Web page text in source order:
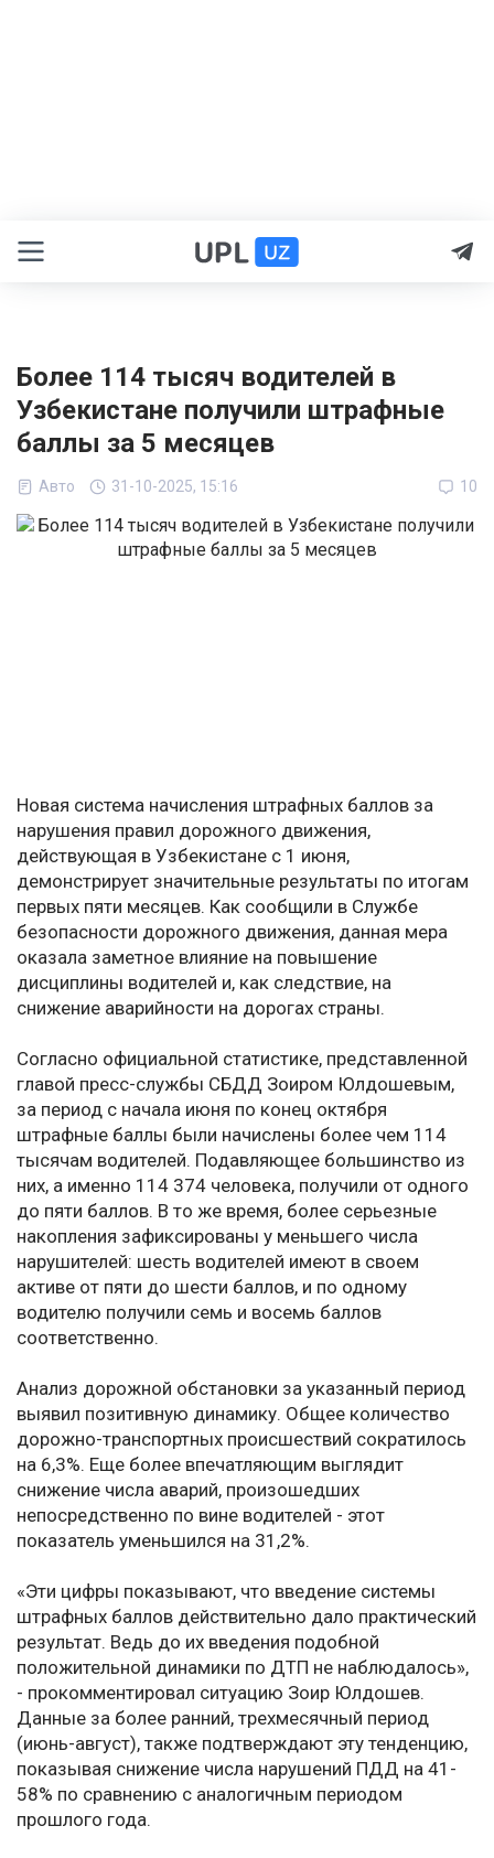
Более 114 тысяч водителей в
Узбекистане получили штрафные
баллы за 5 месяцев
Авто 31-10-2025, 15:16 10
Новая система начисления штрафных баллов за
нарушения правил дорожного движения,
действующая в Узбекистане с 1 июня,
демонстрирует значительные результаты по итогам
первых пяти месяцев. Как сообщили в Службе
безопасности дорожного движения, данная мера
оказала заметное влияние на повышение
дисциплины водителей и, как следствие, на
снижение аварийности на дорогах страны.
Согласно официальной статистике, представленной
главой пресс-службы СБДД Зоиром Юлдошевым,
за период с начала июня по конец октября
штрафные баллы были начислены более чем 114
тысячам водителей. Подавляющее большинство из
них, а именно 114 374 человека, получили от одного
до пяти баллов. В то же время, более серьезные
накопления зафиксированы у меньшего числа
нарушителей: шесть водителей имеют в своем
активе от пяти до шести баллов, и по одному
водителю получили семь и восемь баллов
соответственно.
Анализ дорожной обстановки за указанный период
выявил позитивную динамику. Общее количество
дорожно-транспортных происшествий сократилось
на 6,3%. Еще более впечатляющим выглядит
снижение числа аварий, произошедших
непосредственно по вине водителей - этот
показатель уменьшился на 31,2%.
«Эти цифры показывают, что введение системы
штрафных баллов действительно дало практический
результат. Ведь до их введения подобной
положительной динамики по ДТП не наблюдалось»,
- прокомментировал ситуацию Зоир Юлдошев.
Данные за более ранний, трехмесячный период
(июнь-август), также подтверждают эту тенденцию,
показывая снижение числа нарушений ПДД на 41-
58% по сравнению с аналогичным периодом
прошлого года.